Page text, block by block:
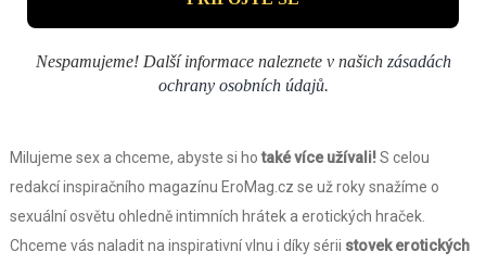
Nespamujeme! Další informace naleznete v našich zásadách
ochrany osobních údajů.
Milujeme sex a chceme, abyste si hotaké více užívali!S celou
redakcí inspiračního magazínu EroMag.cz se už roky snažíme o
sexuální osvětu ohledně intimních hrátek a erotických hraček.
Chceme vás naladit na inspirativní vlnu i díky sérii stovek erotických